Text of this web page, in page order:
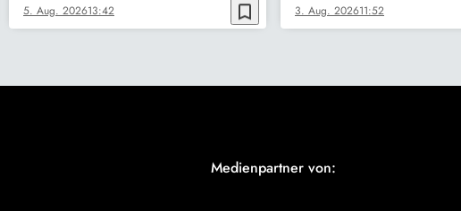
5. Aug. 202613:42 bookmark_border 3. Aug. 202611:52
Medienpartner von: